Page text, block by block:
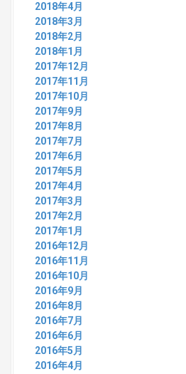
2018年4月
2018年3月
2018年2月
2018年1月
2017年12月
2017年11月
2017年10月
2017年9月
2017年8月
2017年7月
2017年6月
2017年5月
2017年4月
2017年3月
2017年2月
2017年1月
2016年12月
2016年11月
2016年10月
2016年9月
2016年8月
2016年7月
2016年6月
2016年5月
2016年4月